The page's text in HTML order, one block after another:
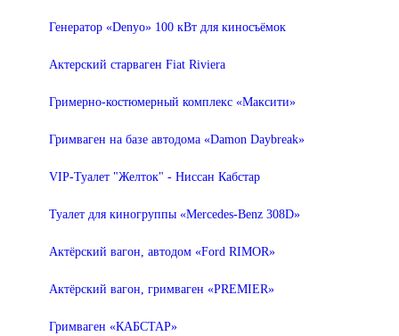
Генератор «Denyo» 100 кВт для киносъёмок
Актерский старваген Fiat Riviera
Гримерно-костюмерный комплекс «Максити»
Гримваген на базе автодома «Damon Daybreak»
VIP-Туалет "Желток" - Ниссан Кабстар
Туалет для киногруппы «Mercedes-Benz 308D»
Актёрский вагон, автодом «Ford RIMOR»
Актёрский вагон, гримваген «PREMIER»
Гримваген «КАБСТАР»